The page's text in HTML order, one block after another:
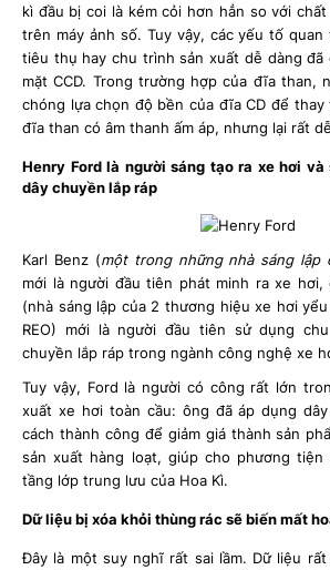
kì đầu bị coi là kém cỏi hơn hẳn so với chất
trên máy ảnh số. Tuy vậy, các yếu tố
tiêu thụ hay chu trình sản xuất dễ dàng đã
mặt CCD. Trong trường hợp của đĩa than,
chóng lựa chọn độ bền của đĩa CD để
đĩa than có âm thanh ấm áp, nhưng lại rất
Henry Ford là người sáng tạo ra xe hơi
dây chuyền lắp ráp
Karl Benz (một trong những nhà sáng lập
mới là người đầu tiên phát minh ra xe hơi,
(nhà sáng lập của 2 thương hiệu xe hơi
REO) mới là người đầu tiên sử dụng
chuyền lắp ráp trong ngành công nghệ xe
Tuy vậy, Ford là người có công rất lớn
xuất xe hơi toàn cầu: ông đã áp dụng
cách thành công để giảm giá thành sản
sản xuất hàng loạt, giúp cho phương
tầng lớp trung lưu của Hoa Kì.
Dữ liệu bị xóa khỏi thùng rác sẽ biến mất
Đây là một suy nghĩ rất sai lầm. Dữ liệu